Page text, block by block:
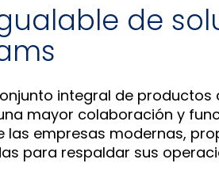
de
integral de
mayor colaboración y
las empresas modernas,
para respaldar sus